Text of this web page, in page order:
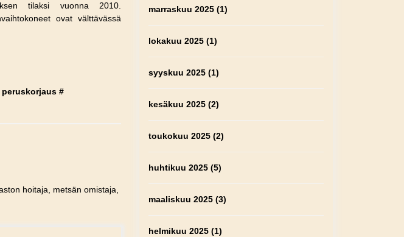
tilaksi vuonna 2010.
ovat välttävässä
peruskorjaus #
hoitaja, metsän omistaja,
marraskuu 2025 (1)
lokakuu 2025 (1)
syyskuu 2025 (1)
kesäkuu 2025 (2)
toukokuu 2025 (2)
huhtikuu 2025 (5)
maaliskuu 2025 (3)
helmikuu 2025 (1)